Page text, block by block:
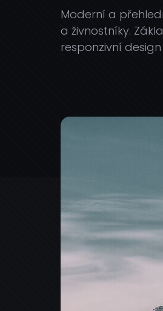
Moderní a
a živnostníky.
responzivní